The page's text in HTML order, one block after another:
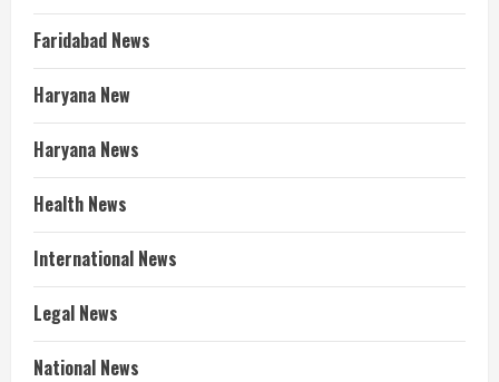
Faridabad News
Haryana New
Haryana News
Health News
International News
Legal News
National News